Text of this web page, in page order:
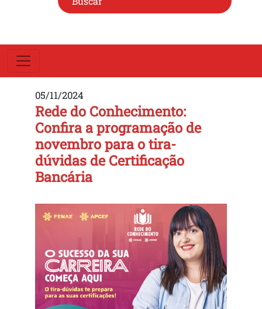
05/11/2024
Rede do Conhecimento:
Confira a programação de
novembro para o tira-
dúvidas de Certificação
Bancária